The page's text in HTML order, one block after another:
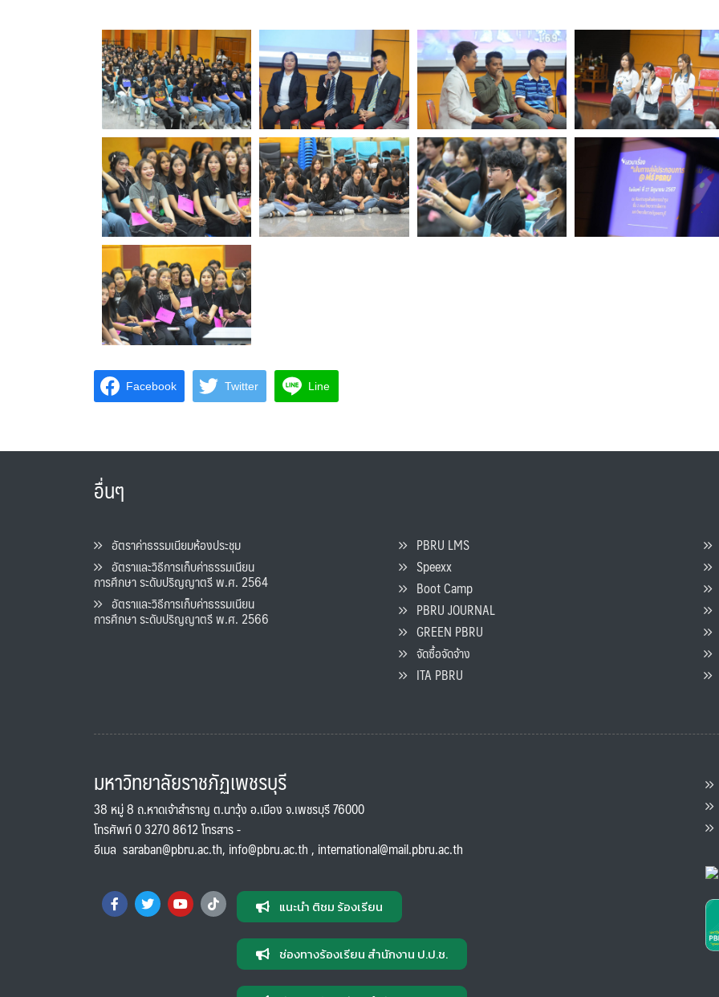
Facebook Twitter Line
อื่นๆ
อัตราค่าธรรมเนียมห้องประชุม
อัตราและวิธีการเก็บค่าธรรมเนียน
การศึกษา ระดับปริญญาตรี พ.ศ. 2564
อัตราและวิธีการเก็บค่าธรรมเนียน
การศึกษา ระดับปริญญาตรี พ.ศ. 2566
PBRU LMS
Speexx
Boot Camp
PBRU JOURNAL
GREEN PBRU
จัดซื้อจัดจ้าง
ITA PBRU
มหาวิทยาลัยราชภัฏเพชรบุรี
38 หมู่ 8 ถ.หาดเจ้าสำราญ ต.นาวุ้ง อ.เมือง จ.เพชรบุรี 76000
โทรศัพท์ 0 3270 8612 โทรสาร -
อีเมล saraban@pbru.ac.th, info@pbru.ac.th, international@mail.pbru.ac.th
แนะนำ ติชม ร้องเรียน
ช่องทางร้องเรียน สำนักงาน ป.ป.ช.